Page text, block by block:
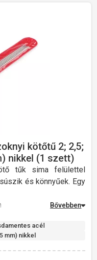
kötőtű 2; 2,5;
nikkel (1 szett)
tűk sima felülettel
és könnyűek. Egy
acél
mm) nikkel